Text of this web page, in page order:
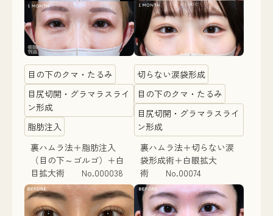
目の下のクマ・たるみ
目尻切開・グラマラスライ
ン形成
脂肪注入
裏ハムラ法＋脂肪注入
（目の下～ゴルゴ）＋白
目拡大術 No.000038
切らない涙袋形成
目の下のクマ・たるみ
目尻切開・グラマラスライ
ン形成
裏ハムラ法＋切らない涙
袋形成術＋白眼拡大
術 No.00074